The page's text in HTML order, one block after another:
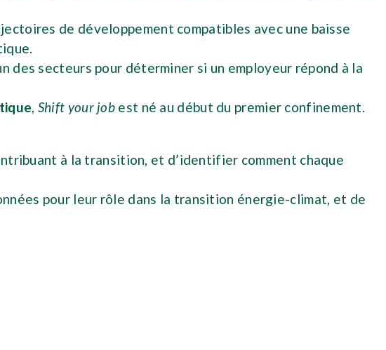
de développement compatibles avec une baisse
des secteurs pour déterminer si un employeur répond à la
, Shift your job est né au début du premier confinement.
à la transition, et d’identifier comment chaque
pour leur rôle dans la transition énergie-climat, et de